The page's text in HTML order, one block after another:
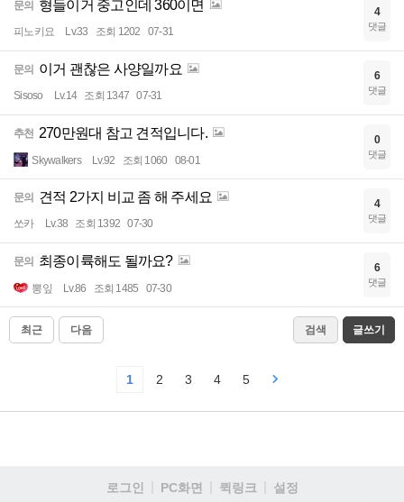
문의 형들이거 중고인데 360이면
피노키요 Lv.33 조회 1202 07-31
4
댓글
문의 이거 괜찮은 사양일까요
Sisoso Lv.14 조회 1347 07-31
6
댓글
추천 270만원대 참고 견적입니다.
Skywalkers Lv.92 조회 1060 08-01
0
댓글
문의 견적 2가지 비교 좀 해 주세요
쏘카 Lv.38 조회 1392 07-30
4
댓글
문의 최종이륙해도 될까요?
뽕잎 Lv.86 조회 1485 07-30
6
댓글
최근 다음 검색 글쓰기
1 2 3 4 5
로그인 PC화면 퀵링크
설정